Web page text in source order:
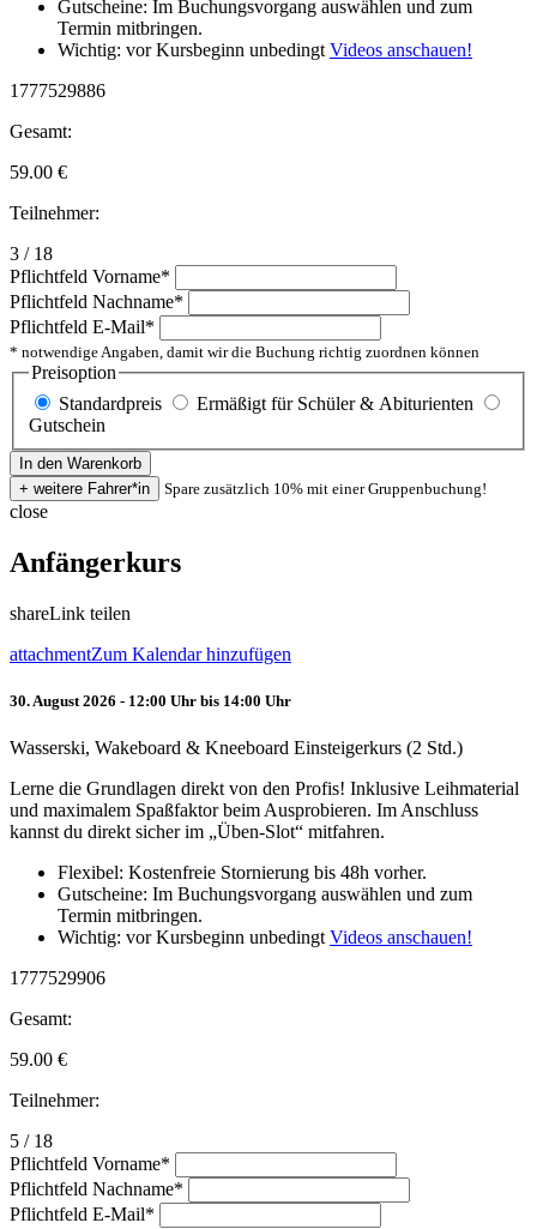
Gutscheine: Im Buchungsvorgang auswählen und zum
Termin mitbringen.
Wichtig: vor Kursbeginn unbedingtVideos anschauen!
1777529886
Gesamt:
59.00 €
Teilnehmer:
3 / 18
Pflichtfeld Vorname*
Pflichtfeld Nachname*
Pflichtfeld E-Mail*
* notwendige Angaben, damit wir die Buchung richtig zuordnen können
Preisoption
Standardpreis
Ermäßigt für Schüler & Abiturienten
Gutschein
Spare zusätzlich 10% mit einer Gruppenbuchung!
close
Anfängerkurs
shareLink teilen
attachmentZum Kalendar hinzufügen
30. August 2026 - 12:00 Uhr bis 14:00 Uhr
Wasserski, Wakeboard & Kneeboard Einsteigerkurs (2 Std.)
Lerne die Grundlagen direkt von den Profis! Inklusive Leihmaterial
und maximalem Spaßfaktor beim Ausprobieren. Im Anschluss
kannst du direkt sicher im „Üben-Slot“ mitfahren.
Flexibel: Kostenfreie Stornierung bis 48h vorher.
Gutscheine: Im Buchungsvorgang auswählen und zum
Termin mitbringen.
Wichtig: vor Kursbeginn unbedingt Videos anschauen!
1777529906
Gesamt:
59.00 €
Teilnehmer:
5 / 18
Pflichtfeld Vorname*
Pflichtfeld Nachname*
Pflichtfeld E-Mail*